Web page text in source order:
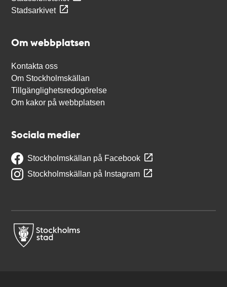
Stadsarkivet
Om webbplatsen
Kontakta oss
Om Stockholmskällan
Tillgänglighetsredogörelse
Om kakor på webbplatsen
Sociala medier
Stockholmskällan på Facebook
Stockholmskällan på Instagram